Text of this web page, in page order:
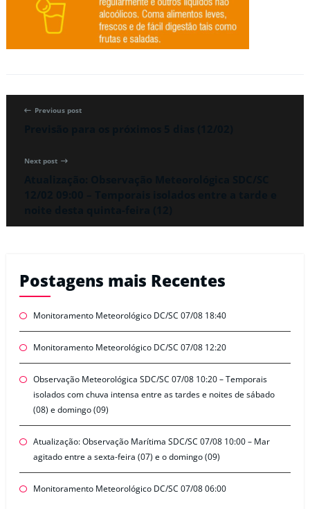
Previous post
Next post
Postagens mais Recentes
Monitoramento Meteorológico DC/SC 07/08 18:40
Monitoramento Meteorológico DC/SC 07/08 12:20
Observação Meteorológica SDC/SC 07/08 10:20 – Temporais
isolados com chuva intensa entre as tardes e noites de sábado
(08) e domingo (09)
Atualização: Observação Marítima SDC/SC 07/08 10:00 – Mar
agitado entre a sexta-feira (07) e o domingo (09)
Monitoramento Meteorológico DC/SC 07/08 06:00